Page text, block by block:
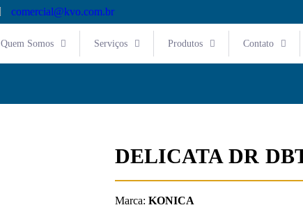
comercial@kvo.com.br
Quem Somos Serviços Produtos Contato
DELICATA DR
Marca: KONICA